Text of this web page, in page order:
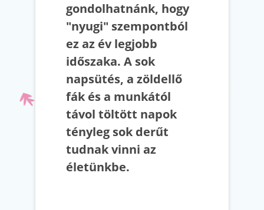
gondolhatnánk, hogy
"nyugi" szempontból
ez az év legjobb
időszaka. A sok
napsütés, a zöldellő
fák és a munkától
távol töltött napok
tényleg sok derűt
tudnak vinni az
életünkbe.